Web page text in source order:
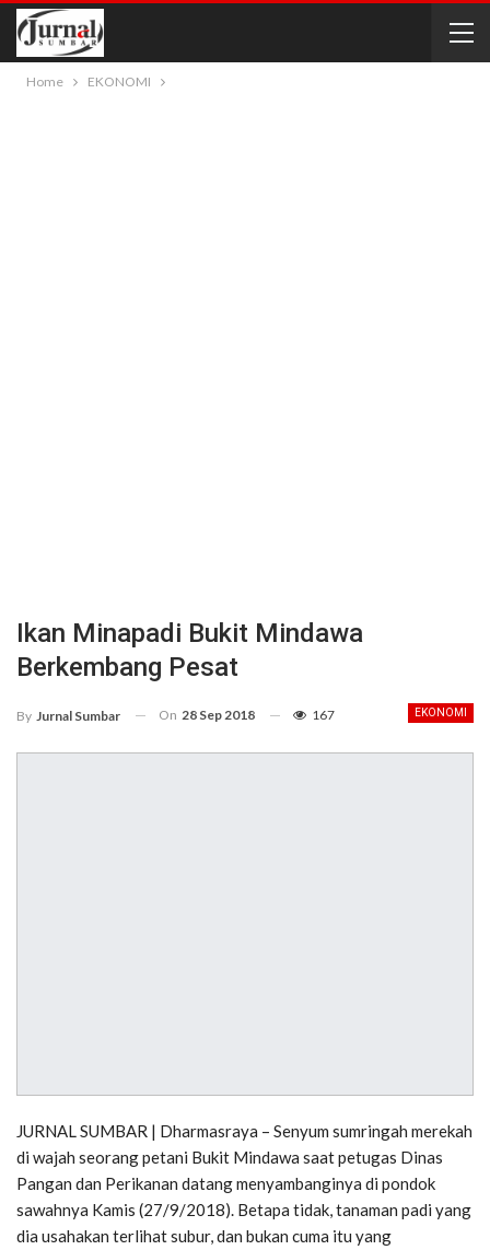
Home EKONOMI
Ikan Minapadi Bukit Mindawa
Berkembang Pesat
EKONOMI
By Jurnal Sumbar On 28 Sep 2018 167
JURNAL SUMBAR | Dharmasraya – Senyum sumringah merekah
di wajah seorang petani Bukit Mindawa saat petugas Dinas
Pangan dan Perikanan datang menyambanginya di pondok
sawahnya Kamis (27/9/2018). Betapa tidak, tanaman padi yang
dia usahakan terlihat subur, dan bukan cuma itu yang